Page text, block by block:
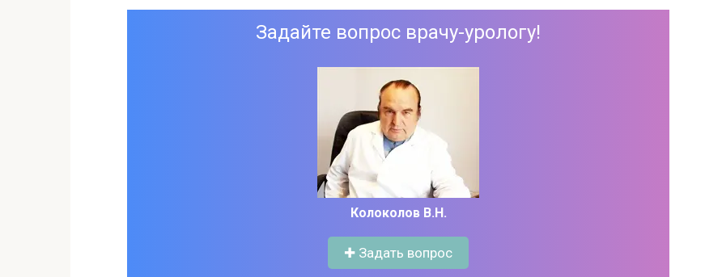
Задайте вопрос врачу-урологу!
Колоколов В.Н.
✚ Задать вопрос